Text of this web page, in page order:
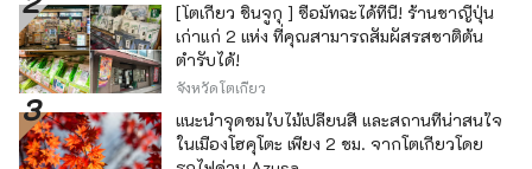
[โตเกียว ชินจูกุ ] ซื้อมัทฉะได้ที่นี่! ร้านชาญี่ปุ่น
เก่าแก่ 2 แห่ง ที่คุณสามารถสัมผัสรสชาติต้น
ตำรับได้!
จังหวัดโตเกียว
แนะนำจุดชมใบไม้เปลี่ยนสี และสถานที่น่าสนใจ
ในเมืองโฮคุโตะ เพียง 2 ชม. จากโตเกียวโดย